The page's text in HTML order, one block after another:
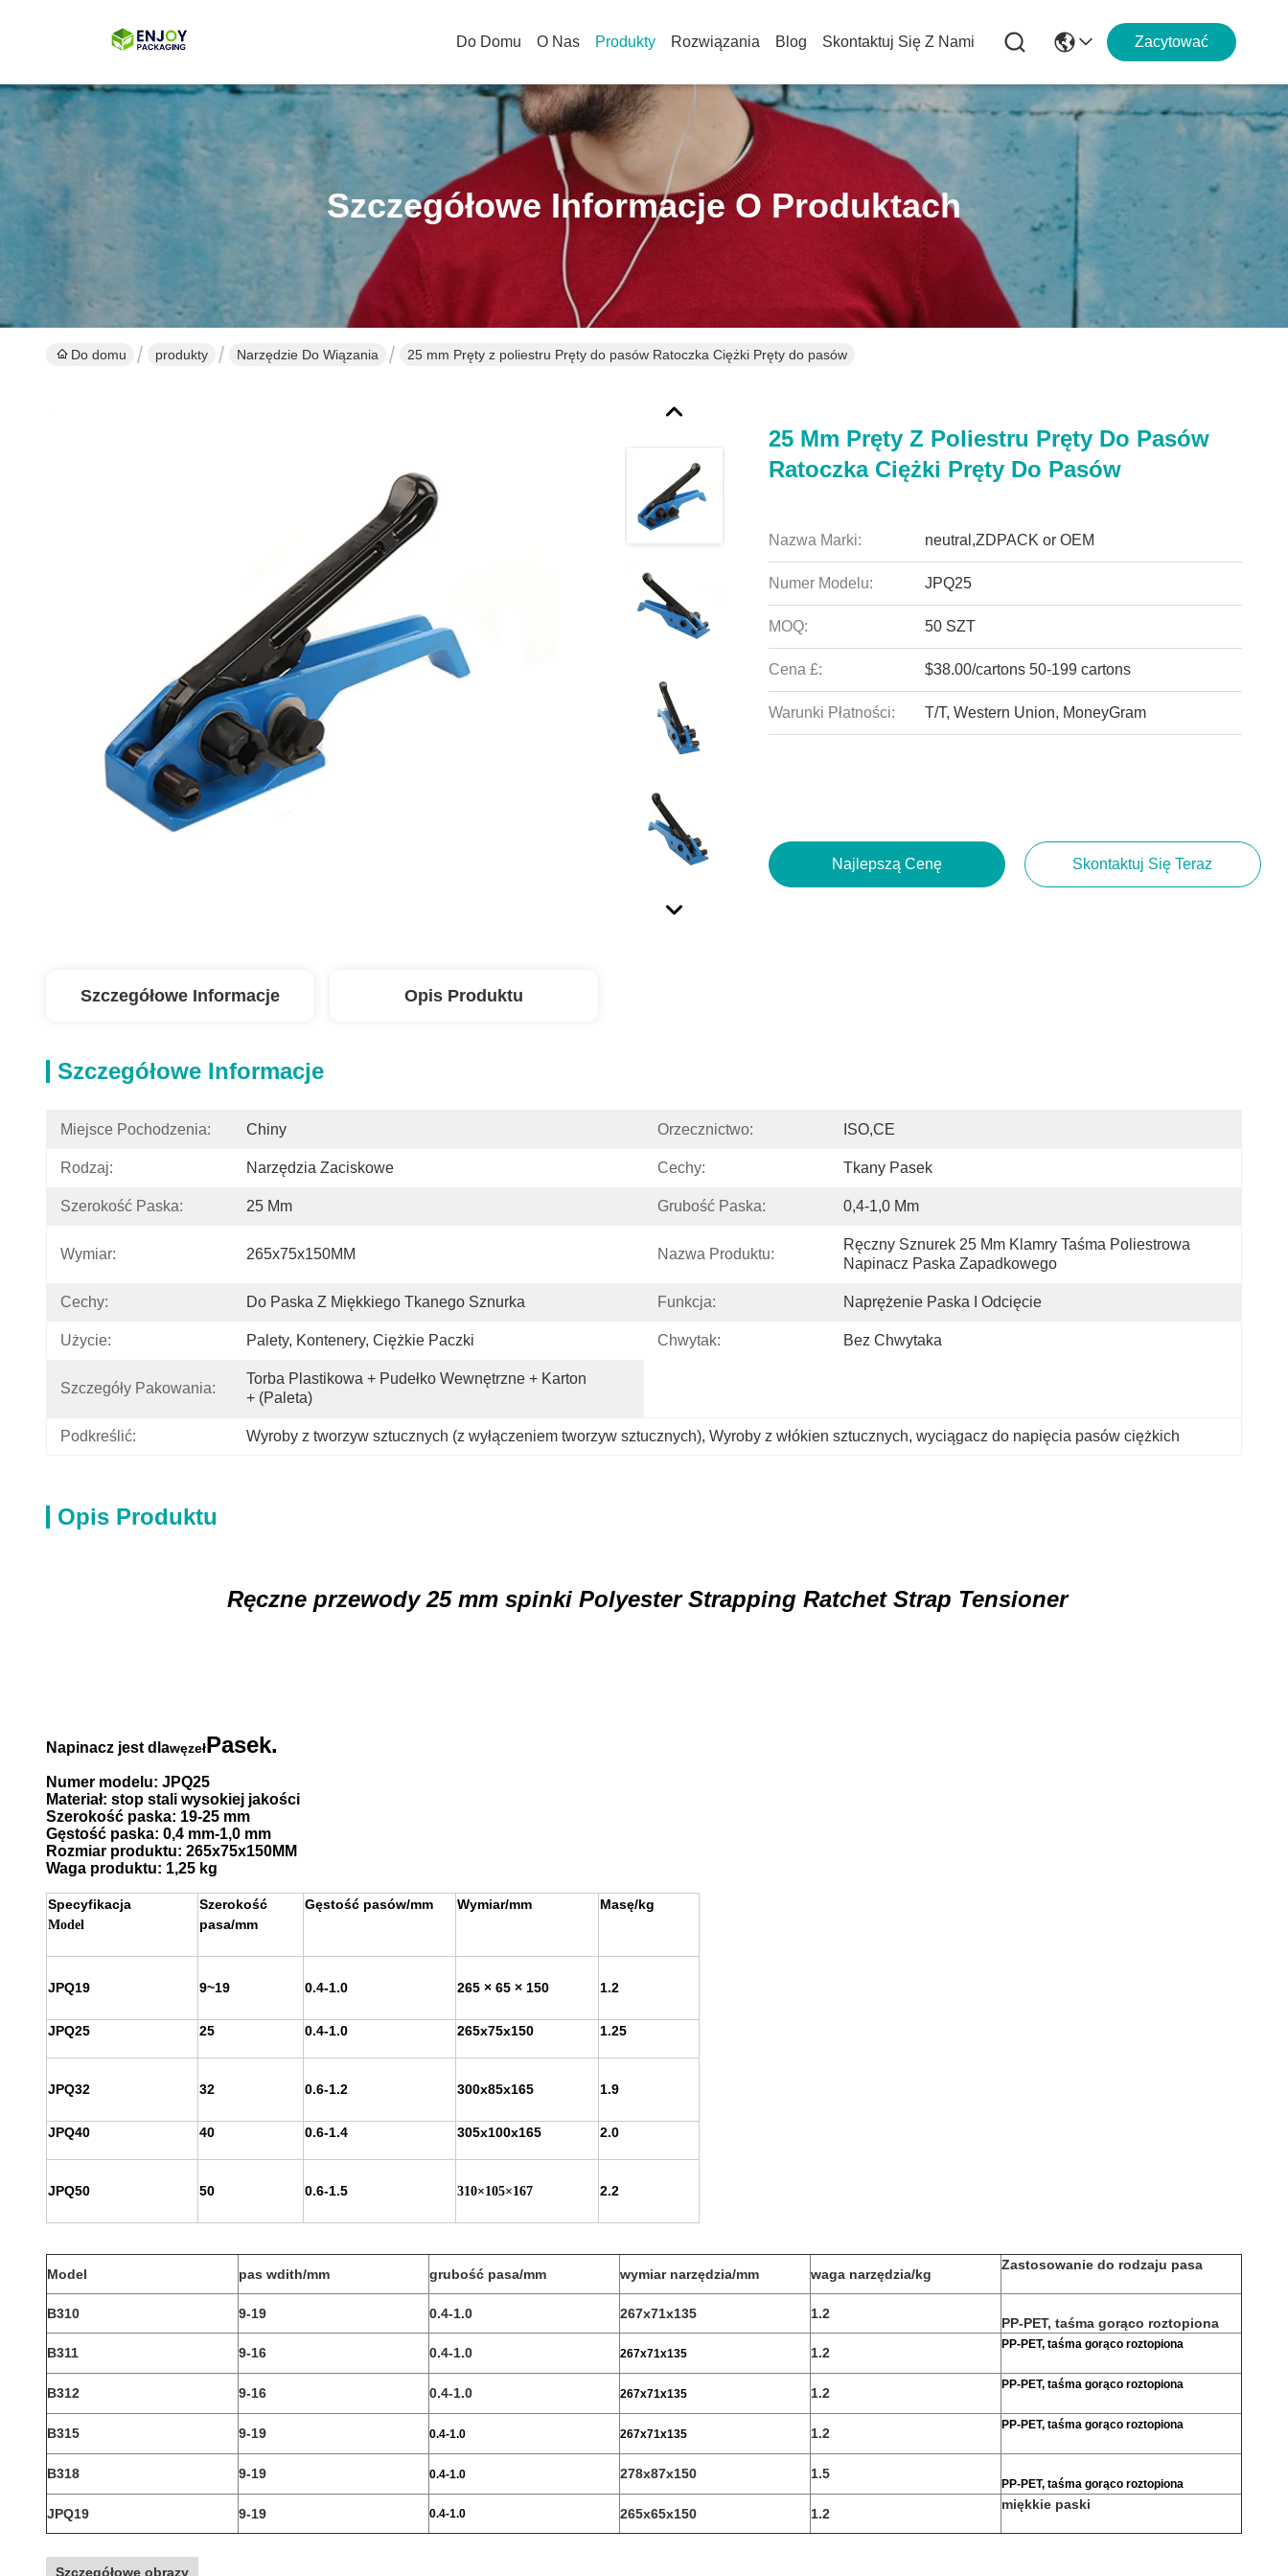
Do Domu O Nas Produkty Rozwiązania Blog Skontaktuj Się Z Nami Zacytować
Szczegółowe Informacje O Produktach
Do domu produkty Narzędzie Do Wiązania 25 mm Pręty z poliestru Pręty do pasów Ratoczka Ciężki Pręty do pasów
25 Mm Pręty Z Poliestru Pręty Do Pasów
Ratoczka Ciężki Pręty Do Pasów
Nazwa Marki: neutral,ZDPACK or OEM
Numer Modelu: JPQ25
MOQ: 50 SZT
Cena £: $38.00/cartons 50-199 cartons
Warunki Płatności: T/T, Western Union, MoneyGram
Najlepszą Cenę Skontaktuj Się Teraz
Szczegółowe Informacje Opis Produktu
Szczegółowe Informacje
Miejsce Pochodzenia: Chiny Orzecznictwo: ISO,CE
Rodzaj: Narzędzia Zaciskowe Cechy: Tkany Pasek
Szerokość Paska: 25 Mm Grubość Paska: 0,4-1,0 Mm
Wymiar: 265x75x150MM Nazwa Produktu:
Ręczny Sznurek 25 Mm Klamry Taśma Poliestrowa
Napinacz Paska Zapadkowego
Cechy: Do Paska Z Miękkiego Tkanego Sznurka Funkcja: Naprężenie Paska I Odcięcie
Użycie: Palety, Kontenery, Ciężkie Paczki Chwytak: Bez Chwytaka
Szczegóły Pakowania:
Torba Plastikowa + Pudełko Wewnętrzne + Karton
+ (paleta)
Podkreślić: Wyroby z tworzyw sztucznych (z wyłączeniem tworzyw sztucznych), Wyroby z włókien sztucznych, wyciągacz do napięcia pasów ciężkich
Opis Produktu
Ręczne przewody 25 mm spinki Polyester Strapping Ratchet Strap Tensioner
Napinacz jest dlawęzełPasek.
Numer modelu: JPQ25
Materiał: stop stali wysokiej jakości
Szerokość paska: 19-25 mm
Gęstość paska: 0,4 mm-1,0 mm
Rozmiar produktu: 265x75x150MM
Waga produktu: 1,25 kg
Specyfikacja
Model
Szerokość
pasa/mm
Gęstość pasów/mm Wymiar/mm Masę/kg
JPQ19 9~19 0.4-1.0 265 × 65 × 150 1.2
JPQ25 25 0.4-1.0 265x75x150 1.25
JPQ32 32 0.6-1.2 300x85x165 1.9
JPQ40 40 0.6-1.4 305x100x165 2.0
JPQ50 50 0.6-1.5 310×105×167 2.2
Model pas wdith/mm grubość pasa/mm wymiar narzędzia/mm waga narzędzia/kg
Zastosowanie do rodzaju pasa
B310 9-19 0.4-1.0 267x71x135 1.2
PP-PET, taśma gorąco roztopiona
B311
9-16 0.4-1.0 267x71x135 1.2
PP-PET, taśma gorąco roztopiona
B312 9-16 0.4-1.0 267x71x135 1.2
PP-PET, taśma gorąco roztopiona
B315 9-19 0.4-1.0 267x71x135 1.2
PP-PET, taśma gorąco roztopiona
B318 9-19 0.4-1.0 278x87x150 1.5
PP-PET, taśma gorąco roztopiona
JPQ19 9-19 0.4-1.0 265x65x150 1.2
miękkie paski
Szczegółowe obrazy